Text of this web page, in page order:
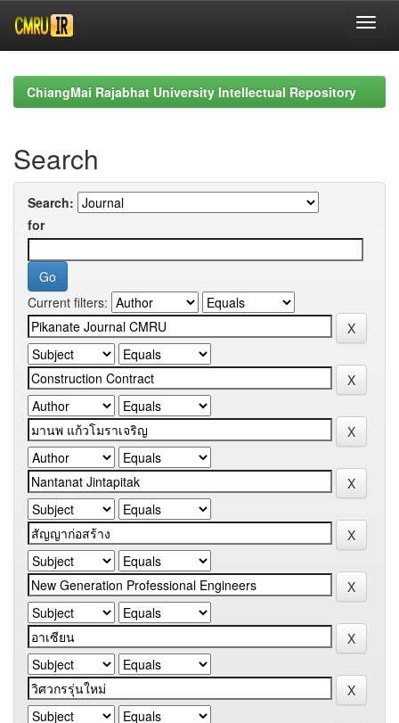
navigationChiangMai Rajabhat University Intellectual Repository
Search
Search:
for
Current filters: